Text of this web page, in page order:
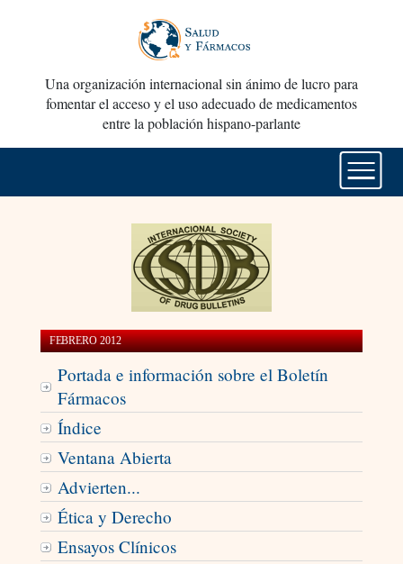
Una organización internacional sin ánimo de lucro para
fomentar el acceso y el uso adecuado de medicamentos
entre la población hispano-parlante
FEBRERO 2012
Portada e información sobre el Boletín
Fármacos
Índice
Ventana Abierta
Advierten...
Ética y Derecho
Ensayos Clínicos